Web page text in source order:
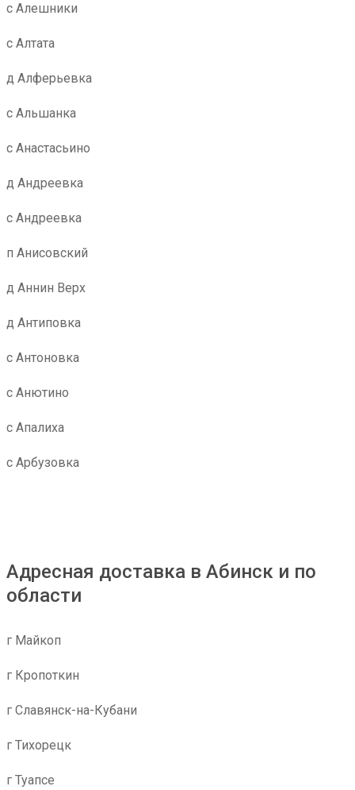
с Алешники
с Алтата
д Алферьевка
с Альшанка
с Анастасьино
д Андреевка
с Андреевка
п Анисовский
д Аннин Верх
д Антиповка
с Антоновка
с Анютино
с Апалиха
с Арбузовка
Адресная доставка в Абинск и по
области
г Майкоп
г Кропоткин
г Славянск-на-Кубани
г Тихорецк
г Туапсе